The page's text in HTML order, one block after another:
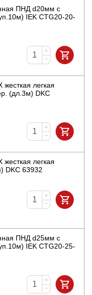
ПНД d20мм с
IEK CTG20-20-
+
−
жесткая легкая
(дл.3м) DKC
+
−
жесткая легкая
DKC 63932
+
−
ПНД d25мм с
IEK CTG20-25-
+
−